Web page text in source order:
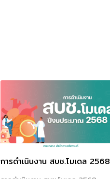
การดำเนินงาน สบช.โมเดล 2568